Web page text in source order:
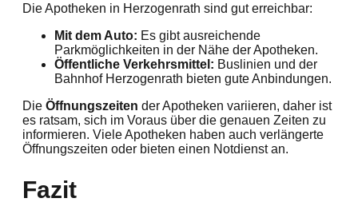
Die Apotheken in Herzogenrath sind gut erreichbar:
Mit dem Auto: Es gibt ausreichende
Parkmöglichkeiten in der Nähe der Apotheken.
Öffentliche Verkehrsmittel: Buslinien und der
Bahnhof Herzogenrath bieten gute Anbindungen.
Die Öffnungszeiten der Apotheken variieren, daher ist
es ratsam, sich im Voraus über die genauen Zeiten zu
informieren. Viele Apotheken haben auch verlängerte
Öffnungszeiten oder bieten einen Notdienst an.
Fazit